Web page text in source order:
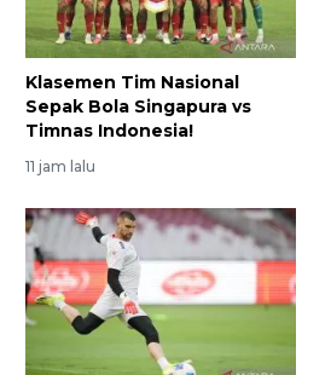
Klasemen Tim Nasional
Sepak Bola Singapura vs
Timnas Indonesia!
11 jam lalu